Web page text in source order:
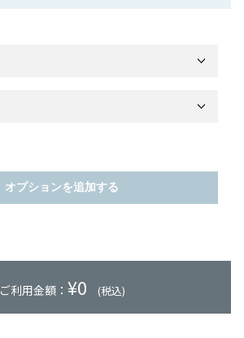
オプションを追加する
ご利用金額： ¥0 (税込)